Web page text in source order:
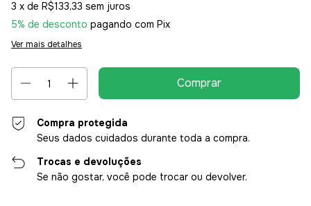
3 x de R$133,33 sem juros
5% de desconto pagando com Pix
Ver mais detalhes
Compra protegida
Seus dados cuidados durante toda a compra.
Trocas e devoluções
Se não gostar, você pode trocar ou devolver.